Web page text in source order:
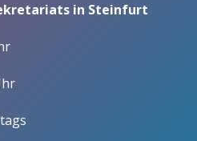
in Steinfurt